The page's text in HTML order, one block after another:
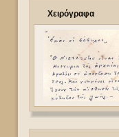
Χειρόγραφα